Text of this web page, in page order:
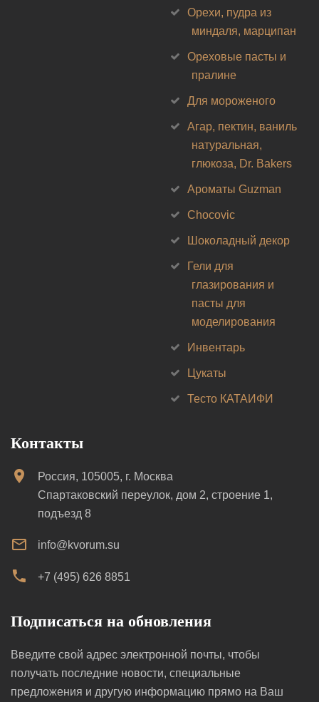
Орехи, пудра из
миндаля, марципан
Ореховые пасты и
пралине
Для мороженого
Агар, пектин, ваниль
натуральная,
глюкоза, Dr. Bakers
Ароматы Guzman
Chocovic
Шоколадный декор
Гели для
глазирования и
пасты для
моделирования
Инвентарь
Цукаты
Тесто КАТАИФИ
Контакты
Россия, 105005, г. Москва
Спартаковский переулок, дом 2, строение 1,
подъезд 8
info@kvorum.su
+7 (495) 626 8851
Подписаться на обновления
Введите свой адрес электронной почты, чтобы
получать последние новости, специальные
предложения и другую информацию прямо на Ваш